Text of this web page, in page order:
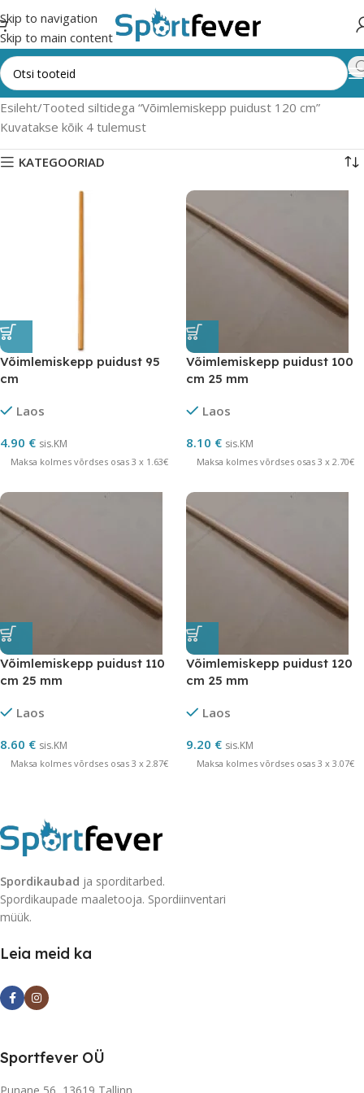
Skip to navigation
Skip to main content
Esileht Tooted siltidega “Võimlemiskepp puidust 120 cm”
Kuvatakse kõik 4 tulemust
KATEGOORIAD
Võimlemiskepp puidust 95
cm
Laos
4.90 € sis.KM
Maksa kolmes võrdses osas 3 x 1.63€
Võimlemiskepp puidust 100
cm 25 mm
Laos
8.10 € sis.KM
Maksa kolmes võrdses osas 3 x 2.70€
Võimlemiskepp puidust 110
cm 25 mm
Laos
8.60 € sis.KM
Maksa kolmes võrdses osas 3 x 2.87€
Võimlemiskepp puidust 120
cm 25 mm
Laos
9.20 € sis.KM
Maksa kolmes võrdses osas 3 x 3.07€
Spordikaubad ja sporditarbed.
Spordikaupade maaletooja. Spordiinventari
müük.
Leia meid ka
Sportfever OÜ